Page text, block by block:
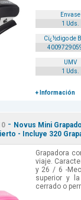
Envase
1 Uds.
Cï¿½digo de
UMV
1 Uds.
+ Información
- Novus Mini
- Incluye 320
Grapadora
viaje.
y 26 / 6 -
superior y
cerrado o